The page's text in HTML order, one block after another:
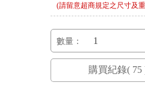
(請留意超商規定之尺寸及
數量：